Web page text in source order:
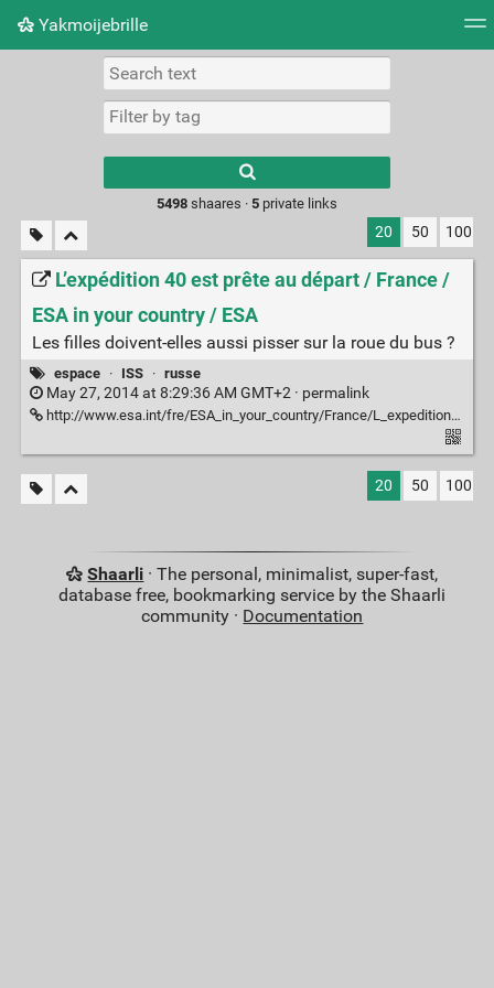
Yakmoijebrille
Picture wall
results.
5498shaares · 5private links
20 50 100
L’expédition 40 est prête au départ / France /
ESA in your country / ESA
Les filles doivent-elles aussi pisser sur la roue du bus ?
espace · ISS · russe
May 27, 2014 at 8:29:36 AM GMT+2 · permalink
http://www.esa.int/fre/ESA_in_your_country/France/L_expedition_40_est_prete_au_depart
20 50 100
Shaarli · The personal, minimalist, super-fast,
database free, bookmarking service by the Shaarli
community · Documentation